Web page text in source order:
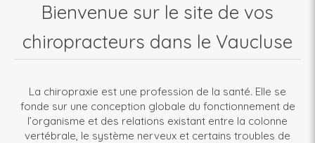
Bienvenue sur le site de vos
chiropracteurs dans le Vaucluse
La chiropraxie est une profession de la santé. Elle se
fonde sur une conception globale du fonctionnement de
l’organisme et des relations existant entre la colonne
vertébrale, le système nerveux et certains troubles de